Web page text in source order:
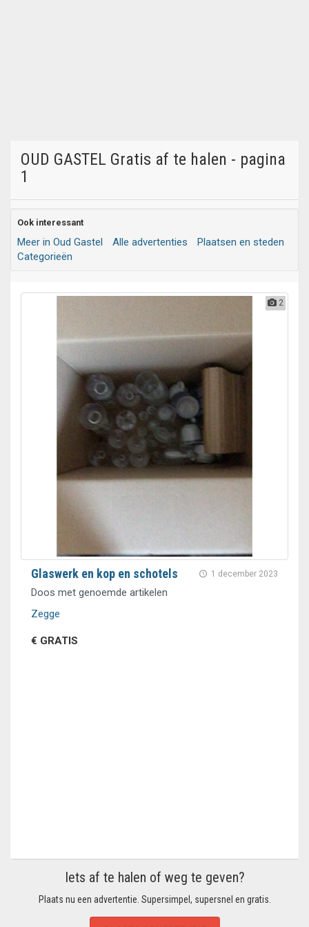
OUD GASTEL Gratis af te halen - pagina
1
Ook interessant
Meer in Oud Gastel Alle advertenties
Plaatsen en steden
Categorieën
2
1 december 2023
Glaswerk en kop en schotels
Doos met genoemde artikelen
Zegge
€ GRATIS
Iets af te halen of weg te geven?
Plaats nu een advertentie. Supersimpel, supersnel en gratis.